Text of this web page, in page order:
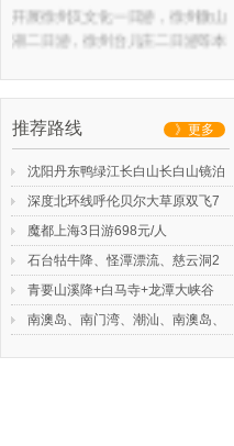
开展徐州汉文化一日游，徐州微山
湖二日游，徐州台儿庄二日游等本
日游等徐州周边短线游以及徐州出
发的汽车、火车、飞机长线旅游。
本公司有多年旅游服务经验，拥有
强大的接待能力，拥有国家标准导
游队伍，还有经验丰富的外联人
员，为开展入境接待、外出旅游、
票务服务、旅游景点开发、旅游信
息咨询服务
我们竭诚为您提供舒适、便捷的全
公司地址：云龙华府广场A5--1117
咨询热线：0516-83560986 联系
人：刘艳（总经理） 手机：
13952156261（微信号）、
18914867866 QQ：892588
推荐路线 》更多
沈阳丹东鸭绿江长白山长白山镜泊
深度北环线呼伦贝尔大草原双飞7
魔都上海3日游698元/人
石台牯牛降、怪潭漂流、慈云洞2
青要山溪降+白马寺+龙潭大峡谷
南澳岛、南门湾、潮汕、南澳岛、